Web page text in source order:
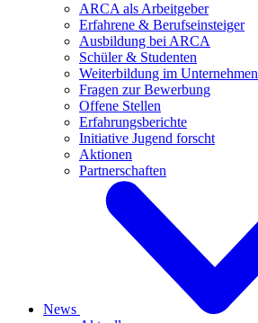
ARCA als Arbeitgeber
Erfahrene & Berufseinsteiger
Ausbildung bei ARCA
Schüler & Studenten
Weiterbildung im Unternehmen
Fragen zur Bewerbung
Offene Stellen
Erfahrungsberichte
Initiative Jugend forscht
Aktionen
Partnerschaften
News